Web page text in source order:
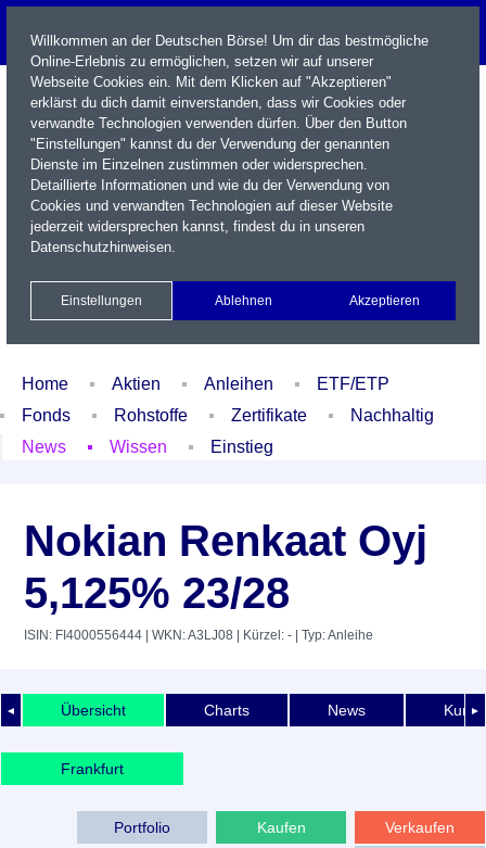
Name / WKN / ISIN / Kürzel
Xetra Realtime
Watchlist Portfolio Login
Home Aktien Anleihen
ETF/ETP
Fonds
Rohstoffe Zertifikate
Nachhaltig
News
Wissen Einstieg
Nokian Renkaat Oyj
5,125% 23/28
ISIN: FI4000556444 | WKN: A3LJ08 | Kürzel: - | Typ: Anleihe
◄ ►
Übersicht Charts News
Frankfurt
Verkaufen
Kaufen
Portfolio
Willkommen an der Deutschen Börse! Um dir das bestmögliche
Online-Erlebnis zu ermöglichen, setzen wir auf unserer
Webseite Cookies ein. Mit dem Klicken auf "Akzeptieren"
erklärst du dich damit einverstanden, dass wir Cookies oder
verwandte Technologien verwenden dürfen. Über den Button
"Einstellungen" kannst du der Verwendung der genannten
Dienste im Einzelnen zustimmen oder widersprechen.
Detaillierte Informationen und wie du der Verwendung von
Cookies und verwandten Technologien auf dieser Website
jederzeit widersprechen kannst, findest du in unseren
Datenschutzhinweisen.
Einstellungen Ablehnen Akzeptieren